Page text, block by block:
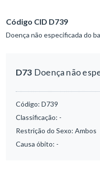
Código CID D739
Doença não especificada do
D73 Doença não
Código: D739
Classificação: -
Restrição do Sexo: Ambos
Causa óbito: -